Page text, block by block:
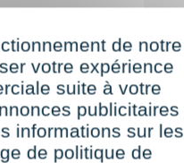
de notre
votre expérience
suite à votre
publicitaires
informations sur les
de politique de